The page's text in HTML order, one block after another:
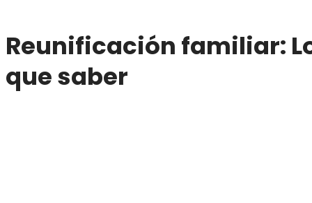
Reunificación familiar:
que saber